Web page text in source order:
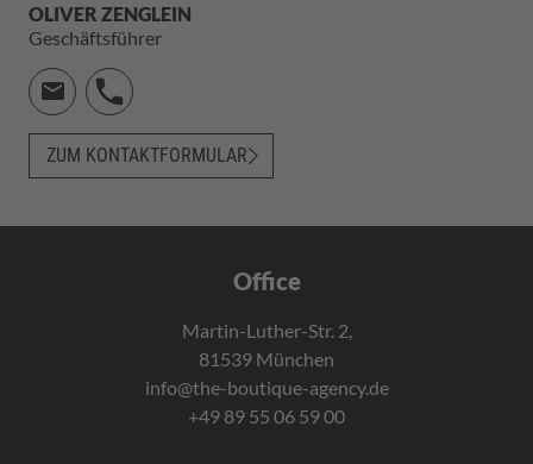
OLIVER ZENGLEIN
Geschäftsführer
ZUM KONTAKTFORMULAR
Office
Martin-Luther-Str. 2,
81539 München
info@the-boutique-agency.de
+49 89 55 06 59 00